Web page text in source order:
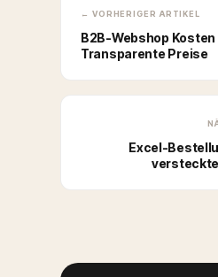
← VORHERIGER ARTIKEL
B2B-Webshop
Transparente Preise
Excel-